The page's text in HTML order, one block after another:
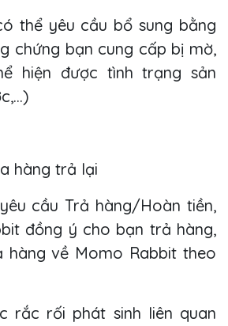
thể yêu cầu bổ sung bằng
chứng bạn cung cấp bị mờ,
hiện được tình trạng sản
hàng trả lại
cầu Trả hàng/Hoàn tiền,
đồng ý cho bạn trả hàng,
hàng về Momo Rabbit theo
rắc rối phát sinh liên quan